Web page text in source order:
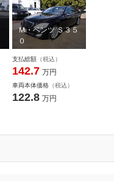
Ｍ・ベンツ Ｓ３５
０
支払総額 （税込）
142.7 万円
車両本体価格 （税込）
122.8 万円